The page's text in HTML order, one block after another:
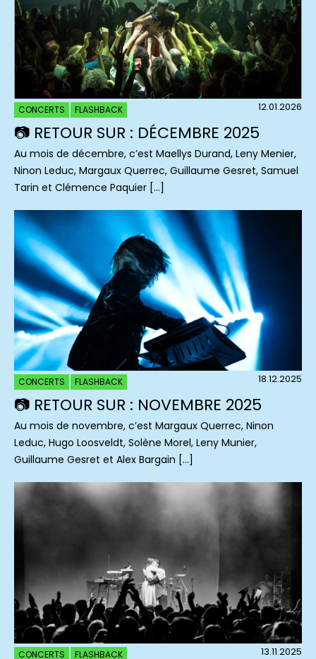
CONCERTS FLASHBACK 12.01.2026
📷 RETOUR SUR : DÉCEMBRE 2025
Au mois de décembre, c’est Maellys Durand, Leny Menier,
Ninon Leduc, Margaux Querrec, Guillaume Gesret, Samuel
Tarin et Clémence Paquier […]
CONCERTS FLASHBACK 18.12.2025
📷 RETOUR SUR : NOVEMBRE 2025
Au mois de novembre, c’est Margaux Querrec, Ninon
Leduc, Hugo Loosveldt, Solène Morel, Leny Munier,
Guillaume Gesret et Alex Bargain […]
CONCERTS FLASHBACK 13.11.2025